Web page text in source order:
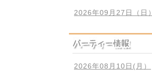
2026年09月27日（日）
2026年08月10日(月）